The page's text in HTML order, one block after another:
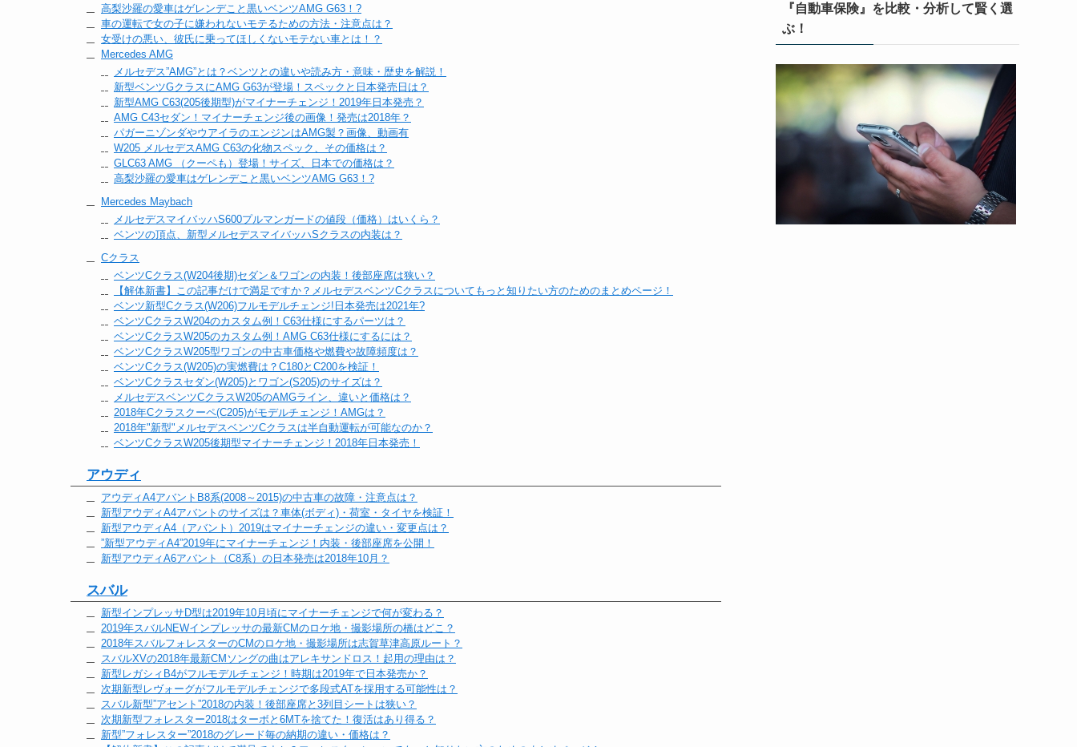
高梨沙羅の愛車はゲレンデこと黒いベンツAMG G63！?
車の運転で女の子に嫌われないモテるための方法・注意点は？
女受けの悪い、彼氏に乗ってほしくないモテない車とは！？
Mercedes AMG
メルセデス”AMG”とは？ベンツとの違いや読み方・意味・歴史を解説！
新型ベンツGクラスにAMG G63が登場！スペックと日本発売日は？
新型AMG C63(205後期型)がマイナーチェンジ！2019年日本発売？
AMG C43セダン！マイナーチェンジ後の画像！発売は2018年？
パガーニゾンダやウアイラのエンジンはAMG製？画像、動画有
W205 メルセデスAMG C63の化物スペック、その価格は？
GLC63 AMG （クーペも）登場！サイズ、日本での価格は？
高梨沙羅の愛車はゲレンデこと黒いベンツAMG G63！?
Mercedes Maybach
メルセデスマイバッハS600プルマンガードの値段（価格）はいくら？
ベンツの頂点、新型メルセデスマイバッハSクラスの内装は？
Cクラス
ベンツCクラス(W204後期)セダン＆ワゴンの内装！後部座席は狭い？
【解体新書】この記事だけで満足ですか？メルセデスベンツCクラスについてもっと知りたい方のためのまとめページ！
ベンツ新型Cクラス(W206)フルモデルチェンジ!日本発売は2021年?
ベンツCクラスW204のカスタム例！C63仕様にするパーツは？
ベンツCクラスW205のカスタム例！AMG C63仕様にするには？
ベンツCクラスW205型ワゴンの中古車価格や燃費や故障頻度は？
ベンツCクラス(W205)の実燃費は？C180とC200を検証！
ベンツCクラスセダン(W205)とワゴン(S205)のサイズは？
メルセデスベンツCクラスW205のAMGライン、違いと価格は？
2018年Cクラスクーペ(C205)がモデルチェンジ！AMGは？
2018年"新型"メルセデスベンツCクラスは半自動運転が可能なのか？
ベンツCクラスW205後期型マイナーチェンジ！2018年日本発売！
アウディ
アウディA4アバントB8系(2008～2015)の中古車の故障・注意点は？
新型アウディA4アバントのサイズは？車体(ボディ)・荷室・タイヤを検証！
新型アウディA4（アバント）2019はマイナーチェンジの違い・変更点は？
”新型アウディA4”2019年にマイナーチェンジ！内装・後部座席を公開！
新型アウディA6アバント（C8系）の日本発売は2018年10月？
スバル
新型インプレッサD型は2019年10月頃にマイナーチェンジで何が変わる？
2019年スバルNEWインプレッサの最新CMのロケ地・撮影場所の橋はどこ？
2018年スバルフォレスターのCMのロケ地・撮影場所は志賀草津高原ルート？
スバルXVの2018年最新CMソングの曲はアレキサンドロス！起用の理由は？
新型レガシィB4がフルモデルチェンジ！時期は2019年で日本発売か？
次期新型レヴォーグがフルモデルチェンジで多段式ATを採用する可能性は？
スバル新型”アセント”2018の内装！後部座席と3列目シートは狭い？
次期新型フォレスター2018はターボと6MTを捨てた！復活はあり得る？
新型”フォレスター”2018のグレード毎の納期の違い・価格は？
『自動車保険』を比較・分析して賢く選
ぶ！